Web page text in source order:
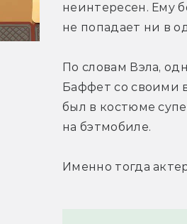
неинтересен. Ему
не попадает ни в
По словам Вэла,
Баффет со своими
был в костюме
на бэтмобиле.
Именно тогда